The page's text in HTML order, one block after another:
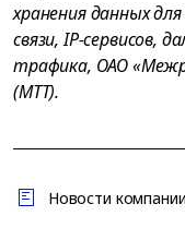
хранения данных
связи, IP-сервисов,
трафика, ОАО
(МТТ).
Новости компании